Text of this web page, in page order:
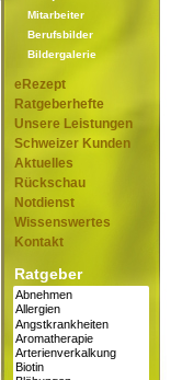
Mitarbeiter
Berufsbilder
Bildergalerie
eRezept
Ratgeberhefte
Unsere Leistungen
Schweizer Kunden
Aktuelles
Rückschau
Notdienst
Wissenswertes
Kontakt
Ratgeber